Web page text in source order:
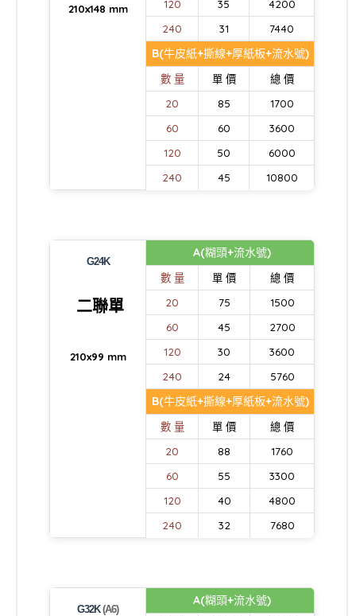
210x148 mm
120
35
4200
240
31 7440
B(牛皮紙+撕線+厚紙板+流水號)
數 量 單 價
總 價
20
85
1700
60
60
3600
120
50
6000
240
45 10800
G24K
二聯單
210x99 mm
A(糊頭+流水號)
數 量 單 價
總 價
20
75
1500
60
45
2700
120
30
3600
240
24 5760
B(牛皮紙+撕線+厚紙板+流水號)
數 量 單 價
總 價
20
88
1760
60
55
3300
120
40
4800
240
32 7680
G32K(A6)
A(糊頭+流水號)